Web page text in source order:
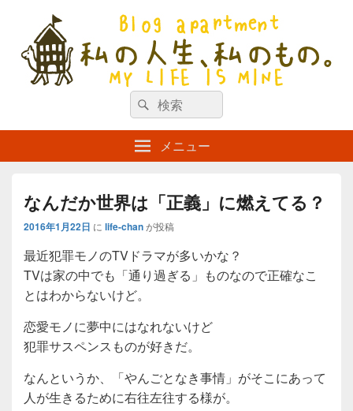
私の人生、私のもの。【新館】
検
索
対
象:
検
索
メニュー
なんだか世界は「正義」に燃えてる？
2016年1月22日 に life-chanが投稿
最近犯罪モノのTVドラマが多いかな？
TVは家の中でも「通り過ぎる」ものなので正確なこ
とはわからないけど。
恋愛モノに夢中にはなれないけど
犯罪サスペンスものが好きだ。
なんというか、「やんごとなき事情」がそこにあって
人が生きるために右往左往する様が。